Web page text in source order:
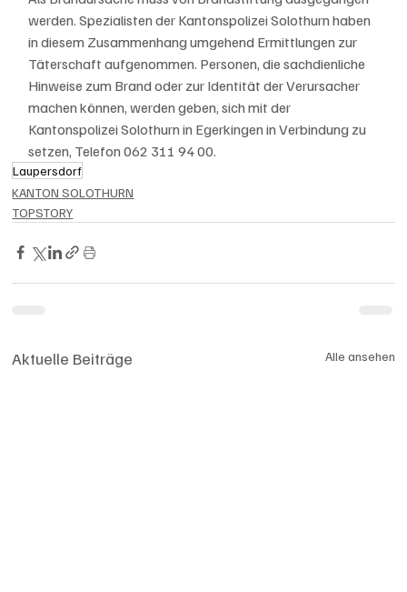
werden. Spezialisten der Kantonspolizei Solothurn haben
in diesem Zusammenhang umgehend Ermittlungen zur
Täterschaft aufgenommen. Personen, die sachdienliche
Hinweise zum Brand oder zur Identität der Verursacher
machen können, werden geben, sich mit der
Kantonspolizei Solothurn in Egerkingen in Verbindung zu
setzen, Telefon 062 311 94 00.
Laupersdorf
KANTON SOLOTHURN
TOPSTORY
Aktuelle Beiträge Alle ansehen